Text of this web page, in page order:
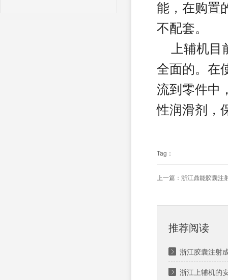
能，在购置
不配套。
上辅机目
全面的。在
流到零件中
性润滑剂，
Tag：
上一篇： 浙江鼎能胶囊注
推荐阅读
浙江胶囊注射
浙江上辅机的